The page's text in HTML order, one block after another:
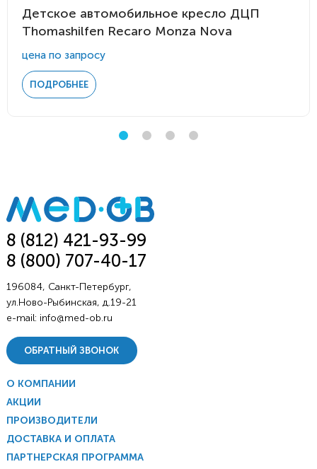
Детское автомобильное кресло ДЦП
Thomashilfen Recaro Monza Nova
цена по запросу
ПОДРОБНЕЕ
8 (812) 421-93-99
8 (800) 707-40-17
196084, Санкт-Петербург,
ул.Ново-Рыбинская, д.19-21
e-mail: info@med-ob.ru
ОБРАТНЫЙ ЗВОНОК
О КОМПАНИИ
АКЦИИ
ПРОИЗВОДИТЕЛИ
ДОСТАВКА И ОПЛАТА
ПАРТНЕРСКАЯ ПРОГРАММА